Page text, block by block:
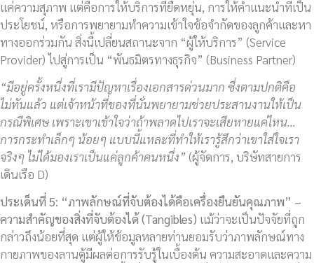
แค่ความสุภาพ แต่คือการให้บริการที่ยืดหยุ่น, การให้คำแนะนำที่เป็น
ประโยชน์, หรือการพยายามทำความเข้าใจข้อจำกัดของลูกค้าและหา
ทางออกร่วมกัน สิ่งนี้เปลี่ยนสถานะจาก “ผู้ให้บริการ” (Service
Provider) ไปสู่การเป็น “พันธมิตรทางธุรกิจ” (Business Partner)
“มีอยู่ครั้งหนึ่งที่เรามีปัญหาเรื่องเอกสารด่วนมาก ซึ่งตามปกติคือ
ไม่ทันแล้ว แต่เจ้าหน้าที่ของที่นั่นพยายามช่วยประสานงานให้เป็น
กรณีพิเศษ เพราะเขาเข้าใจว่าถ้าพลาดไปเราจะเสียหายแค่ไหน…
การกระทำเล็กๆ น้อยๆ แบบนี้แหละที่ทำให้เรารู้สึกว่าเขาใส่ใจเรา
จริงๆ ไม่ได้มองเราเป็นแค่ลูกค้าคนหนึ่ง” (ผู้จัดการ, บริษัทสายการ
เดินเรือ D)
ประเด็นที่ 5: “ภาพลักษณ์ที่จับต้องได้คือเครื่องยืนยันคุณภาพ” –
ความสำคัญของสิ่งที่จับต้องได้ (Tangibles) แม้ว่าจะเป็นปัจจัยที่ถูก
กล่าวถึงน้อยที่สุด แต่ผู้ให้ข้อมูลหลายท่านยอมรับว่าภาพลักษณ์ทาง
กายภาพของลานตู้มีผลต่อการรับรู้ในเบื้องต้น ความสะอาดและความ